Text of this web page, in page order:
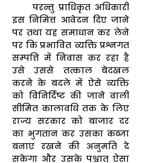
परन्तु प्राधिकृत अधिकारी
इस निमित्त आवेदन दिए जाने
पर तथा यह समाधान कर लेने
पर कि प्रभावित व्यक्ति प्रश्नगत
सम्पत्ति में निवास कर रहा है
उसे उससे तत्काल बेदखल
करने के बदले में ऐसे व्यक्ति
को विनिर्दिष्ट की जाने वाली
सीमित कालावधि तक के लिए
राज्य सरकार को बाजार दर
का भुगतान कर उसका कब्जा
बनाए रखने की अनुमति दे
सकेगा और उसके पश्चात् ऐसा